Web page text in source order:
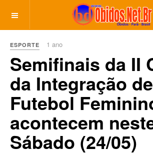
ESPORTE 1 ano
Semifinais da II
da Integração de
Futebol
acontecem
Sábado (24/05)